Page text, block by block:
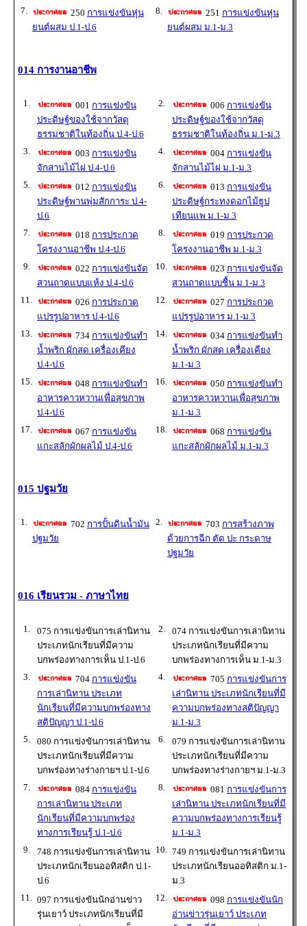
7.
250 การแข่งขันหุ่น
ยนต์ผสม ป.1-ป.6
8. 251 การแข่งขันหุ่น
ยนต์ผสม ม.1-ม.3
014 การงานอาชีพ
1. 001 การแข่งขัน
ประดิษฐ์ของใช้จากวัสดุ
ธรรมชาติในท้องถิ่น ป.4-ป.6
2. 006 การแข่งขัน
ประดิษฐ์ของใช้จากวัสดุ
ธรรมชาติในท้องถิ่น ม.1-ม.3
3.
003 การแข่งขัน
จักสานไม้ไผ่ ป.4-ป.6
4. 004 การแข่งขัน
จักสานไม้ไผ่ ม.1-ม.3
5.
012 การแข่งขัน
ประดิษฐ์พานพุ่มสักการะ ป.4-
ป.6
6. 013 การแข่งขัน
ประดิษฐ์กระทงดอกไม้ธูป
เทียนแพ ม.1-ม.3
7.
018 การประกวด
โครงงานอาชีพ ป.4-ป.6
8. 019 การประกวด
โครงงานอาชีพ ม.1-ม.3
9.
022 การแข่งขันจัด
สวนถาดแบบแห้ง ป.4-ป.6
10. 023 การแข่งขันจัด
สวนถาดแบบชื้น ม.1-ม.3
11.
026 การประกวด
แปรรูปอาหาร ป.4-ป.6
12. 027 การประกวด
แปรรูปอาหาร ม.1-ม.3
13.
734 การแข่งขันทำ
น้ำพริก ผักสด เครื่องเคียง
ป.4-ป.6
14. 034 การแข่งขันทำ
น้ำพริก ผักสด เครื่องเคียง
ม.1-ม.3
15.
048 การแข่งขันทำ
อาหารคาวหวานเพื่อสุขภาพ
ป.4-ป.6
16. 050 การแข่งขันทำ
อาหารคาวหวานเพื่อสุขภาพ
ม.1-ม.3
17.
067 การแข่งขัน
แกะสลักผักผลไม้ ป.4-ป.6
18. 068 การแข่งขัน
แกะสลักผักผลไม้ ม.1-ม.3
015 ปฐมวัย
1. 702 การปั้นดินน้ำมัน
ปฐมวัย
2. 703 การสร้างภาพ
ด้วยการฉีก ตัด ปะ กระดาษ
ปฐมวัย
016 เรียนรวม - ภาษาไทย
1.
075 การแข่งขันการเล่านิทาน
ประเภทนักเรียนที่มีความ
บกพร่องทางการเห็น ป.1-ป.6
2.
074 การแข่งขันการเล่านิทาน
ประเภทนักเรียนที่มีความ
บกพร่องทางการเห็น ม.1-ม.3
3.
704 การแข่งขัน
การเล่านิทาน ประเภท
นักเรียนที่มีความบกพร่องทาง
สติปัญญา ป.1-ป.6
4. 705 การแข่งขันการ
เล่านิทาน ประเภทนักเรียนที่มี
ความบกพร่องทางสติปัญญา
ม.1-ม.3
5.
080 การแข่งขันการเล่านิทาน
ประเภทนักเรียนที่มีความ
บกพร่องทางร่างกายฯ ป.1-ป.6
6.
079 การแข่งขันการเล่านิทาน
ประเภทนักเรียนที่มีความ
บกพร่องทางร่างกายฯ ม.1-ม.3
7.
084 การแข่งขัน
การเล่านิทาน ประเภท
นักเรียนที่มีความบกพร่อง
ทางการเรียนรู้ ป.1-ป.6
8. 081 การแข่งขันการ
เล่านิทาน ประเภทนักเรียนที่มี
ความบกพร่องทางการเรียนรู้
ม.1-ม.3
9.
748 การแข่งขันการเล่านิทาน
ประเภทนักเรียนออทิสติก ป.1-
ป.6
10. 749 การแข่งขันการเล่านิทาน
ประเภทนักเรียนออทิสติก ม.1-
ม.3
11. 097 การแข่งขันนักอ่านข่าว
รุ่นเยาว์ ประเภทนักเรียนที่มี
12. 098 การแข่งขันนัก
อ่านข่าวรุ่นเยาว์ ประเภท